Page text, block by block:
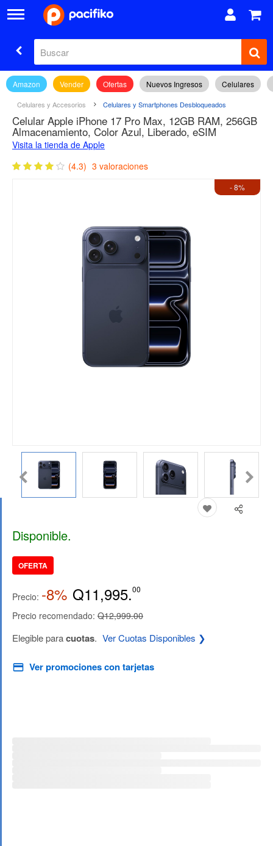
Amazon Vender Ofertas Nuevos Ingresos Celulares
Celulares y Accesorios Celulares y Smartphones Desbloqueados
Celular Apple iPhone 17 Pro Max, 12GB RAM, 256GB
Almacenamiento, Color Azul, Liberado, eSIM
Visita la tienda de Apple
(4.3) 3 valoraciones
- 8%
Disponible.
OFERTA
Precio: -8% Q11,995.00
Precio recomendado: Q12,999.00
Elegible paracuotas. Ver Cuotas Disponibles ❯
Ver promociones con tarjetas